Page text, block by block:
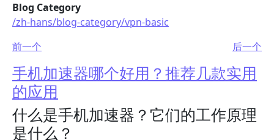
Blog Category
/zh-hans/blog-category/vpn-basic
前一个
后一个
手机加速器哪个好用？推荐几款实用
的应用
什么是手机加速器？它们的工作原理
是什么？